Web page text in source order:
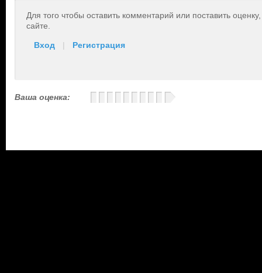
Для того чтобы оставить комментарий или поставить
сайте.
Вход | Регистрация
Ваша оценка: